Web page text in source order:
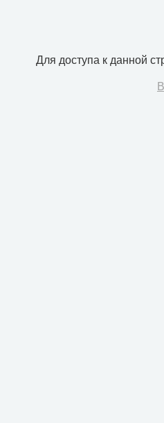
Для доступа к данной